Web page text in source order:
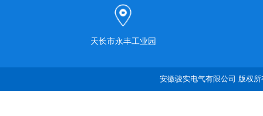
天长市永丰工业园
安徽骏实电气有限公司 版权